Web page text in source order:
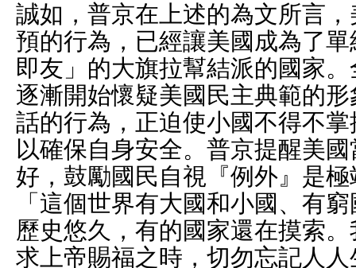
誠如，普京在上述的為文所言
預的行為，已經讓美國成為了
即友」的大旗拉幫結派的國家
逐漸開始懷疑美國民主典範的
話的行為，正迫使小國不得不
以確保自身安全。普京提醒美
好，鼓勵國民自視『例外』是
「這個世界有大國和小國、有
歷史悠久，有的國家還在摸索
求上帝賜福之時，切勿忘記人